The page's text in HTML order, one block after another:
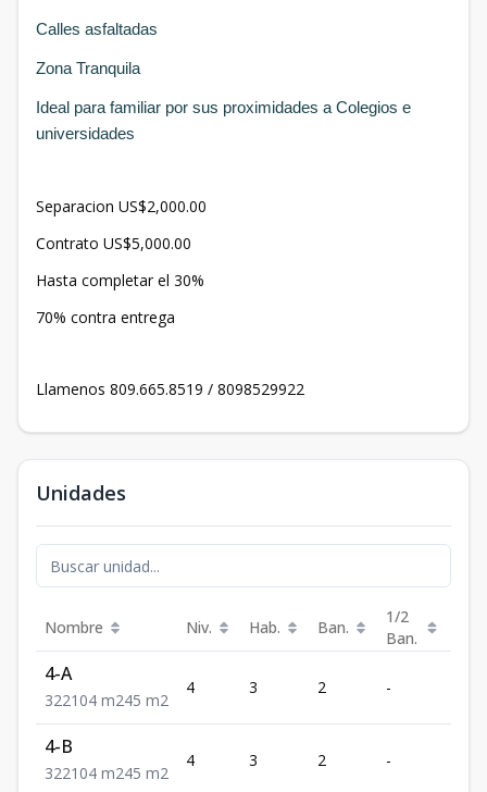
Calles asfaltadas
Zona Tranquila
Ideal para familiar por sus proximidades a Colegios e
universidades
Separacion US$2,000.00
Contrato US$5,000.00
Hasta completar el 30%
70% contra entrega
Llamenos 809.665.8519 / 8098529922
Unidades
Nombre Niv. Hab. Ban.
1/2
Ban.
4-A
322104 m245 m2
4 3 2 -
4-B
322104 m245 m2
4 3 2 -